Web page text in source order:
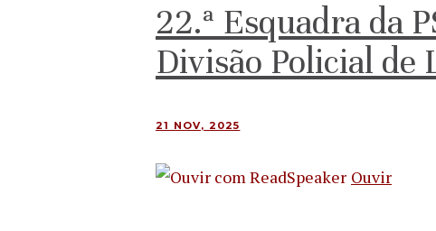
22.ª Esquadra da
Divisão Policial de
21 NOV, 2025
Ouvir